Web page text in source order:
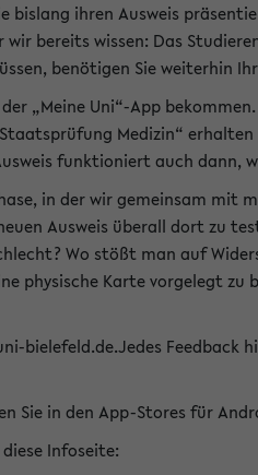
ihren Ausweis
wir bereits wissen: Das
benötigen Sie weiterhin
„Meine Uni“-App
Medizin“
funktioniert auch dann,
in der wir gemeinsam mit
Ausweis überall dort zu
Wo stößt man auf
physische Karte vorgelegt zu
bielefeld.de.Jedes Feedback
Sie in den App-Stores für
Infoseite: